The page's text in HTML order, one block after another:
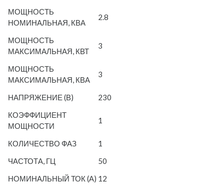
МОЩНОСТЬ
НОМИНАЛЬНАЯ, КВА
2.8
МОЩНОСТЬ
МАКСИМАЛЬНАЯ, КВТ
3
МОЩНОСТЬ
МАКСИМАЛЬНАЯ, КВА
3
НАПРЯЖЕНИЕ (В)
230
КОЭФФИЦИЕНТ
МОЩНОСТИ
1
КОЛИЧЕСТВО ФАЗ
1
ЧАСТОТА, ГЦ
50
НОМИНАЛЬНЫЙ ТОК (А) 12